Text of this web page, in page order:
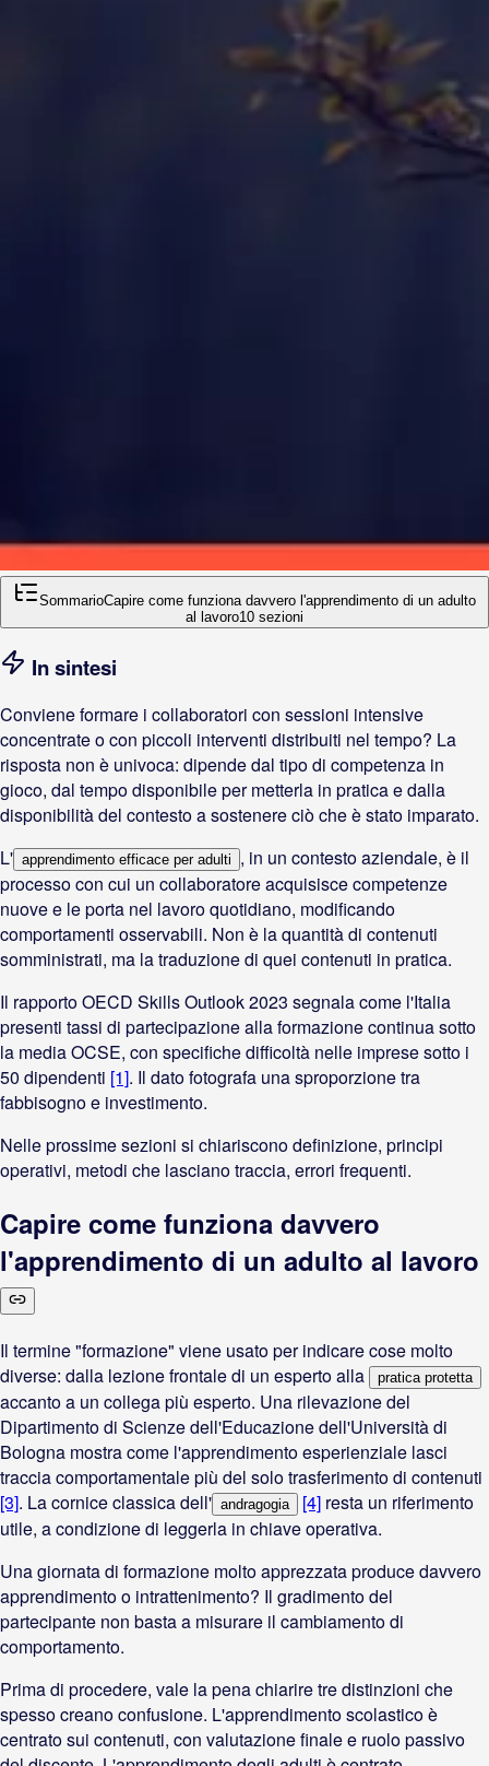
SommarioCapire come funziona davvero l'apprendimento di un adulto
al lavoro10 sezioni
In sintesi
Conviene formare i collaboratori con sessioni intensive
concentrate o con piccoli interventi distribuiti nel tempo? La
risposta non è univoca: dipende dal tipo di competenza in
gioco, dal tempo disponibile per metterla in pratica e dalla
disponibilità del contesto a sostenere ciò che è stato imparato.
L' apprendimento efficace per adulti
, in un contesto aziendale, è il
processo con cui un collaboratore acquisisce competenze
nuove e le porta nel lavoro quotidiano, modificando
comportamenti osservabili. Non è la quantità di contenuti
somministrati, ma la traduzione di quei contenuti in pratica.
Il rapporto OECD Skills Outlook 2023 segnala come l'Italia
presenti tassi di partecipazione alla formazione continua sotto
la media OCSE, con specifiche difficoltà nelle imprese sotto i
50 dipendenti [1]. Il dato fotografa una sproporzione tra
fabbisogno e investimento.
Nelle prossime sezioni si chiariscono definizione, principi
operativi, metodi che lasciano traccia, errori frequenti.
Capire come funziona davvero
l'apprendimento di un adulto al lavoro
Il termine "formazione" viene usato per indicare cose molto
diverse: dalla lezione frontale di un esperto alla
pratica protetta
accanto a un collega più esperto. Una rilevazione del
Dipartimento di Scienze dell'Educazione dell'Università di
Bologna mostra come l'apprendimento esperienziale lasci
traccia comportamentale più del solo trasferimento di contenuti
[3]. La cornice classica dell' andragogia [4] resta un riferimento
utile, a condizione di leggerla in chiave operativa.
Una giornata di formazione molto apprezzata produce davvero
apprendimento o intrattenimento? Il gradimento del
partecipante non basta a misurare il cambiamento di
comportamento.
Prima di procedere, vale la pena chiarire tre distinzioni che
spesso creano confusione. L'apprendimento scolastico è
centrato sui contenuti, con valutazione finale e ruolo passivo